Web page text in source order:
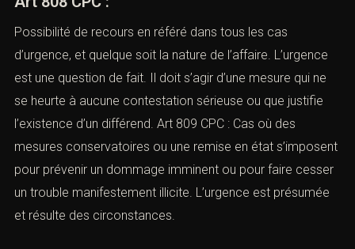
Possibilité de recours en référé dans tous les cas
d’urgence, et quelque soit la nature de l’affaire. L’urgence
est une question de fait. Il doit s’agir d’une mesure qui ne
se heurte à aucune contestation sérieuse ou que justifie
l’existence d’un différend. Art 809 CPC : Cas où des
mesures conservatoires ou une remise en état s’imposent
pour prévenir un dommage imminent ou pour faire cesser
un trouble manifestement illicite. L’urgence est présumée
et résulte des circonstances.